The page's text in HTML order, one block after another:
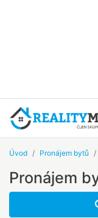
Úvod Pronájem bytů
Pronájem